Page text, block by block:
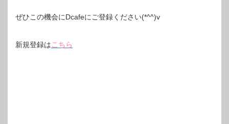
ぜひこの機会にDcafeにご登録ください(*^^)v
新規登録はこちら